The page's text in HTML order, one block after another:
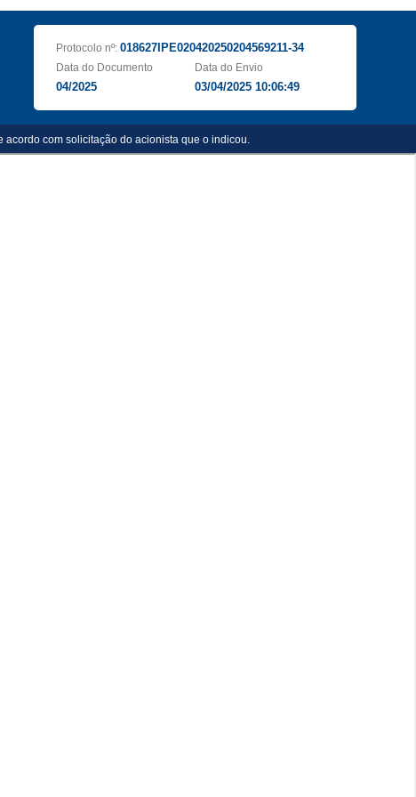
Protocolo nº: 018627IPE020420250204569211-34
Data do Documento
04/2025
Data do Envio
03/04/2025 10:06:49
acordo com solicitação do acionista que o indicou.